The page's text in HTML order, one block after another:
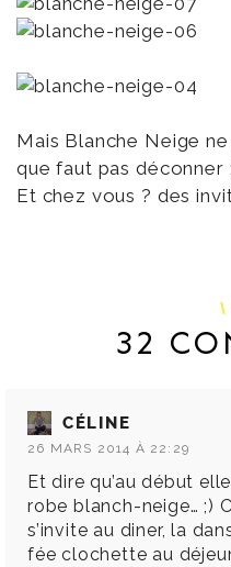
Mais Blanche Neige
que faut pas déconner
Et chez vous ? des
32
CÉLINE
26 MARS 2014 À 22:29
Et dire qu’au début
robe blanch-neige… ;)
s’invite au diner, la
fée clochette au